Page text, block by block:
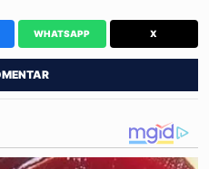
seu órgão genital e o
. Como ato final de uma
WHATSAPP X